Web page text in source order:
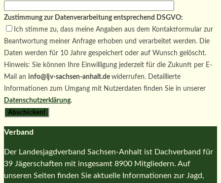
Zustimmung zur Datenverarbeitung entsprechend DSGVO:
Ich stimme zu, dass meine Angaben aus dem Kontaktformular zur
Beantwortung meiner Anfrage erhoben und verarbeitet werden. Die
Daten werden für 10 Jahre gespeichert oder auf Wunsch gelöscht.
Hinweis: Sie können Ihre Einwilligung jederzeit für die Zukunft per E-
Mail an info@ljv-sachsen-anhalt.de widerrufen. Detaillierte
Informationen zum Umgang mit Nutzerdaten finden Sie in unserer
Datenschutzerklärung.
Verband
Der Landesjagdverband Sachsen-Anhalt ist Dachverband für
39 Jägerschaften mit insgesamt 8900 Mitgliedern. Auf
unseren Seiten finden Sie aktuelle Informationen zur Jagd,